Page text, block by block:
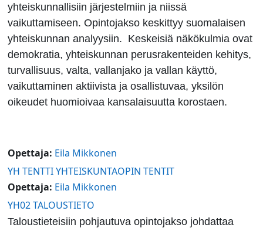
yhteiskunnallisiin järjestelmiin ja niissä
vaikuttamiseen. Opintojakso keskittyy suomalaisen
yhteiskunnan analyysiin. Keskeisiä näkökulmia ovat
demokratia, yhteiskunnan perusrakenteiden kehitys,
turvallisuus, valta, vallanjako ja vallan käyttö,
vaikuttaminen aktiivista ja osallistuvaa, yksilön
oikeudet huomioivaa kansalaisuutta korostaen.
Opettaja: Eila Mikkonen
YH TENTTI YHTEISKUNTAOPIN TENTIT
Opettaja: Eila Mikkonen
YH02 TALOUSTIETO
Taloustieteisiin pohjautuva opintojakso johdattaa